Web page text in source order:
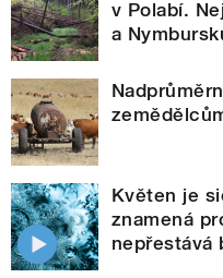
v Polabí.
a
Květen je
znamená
nepřestává